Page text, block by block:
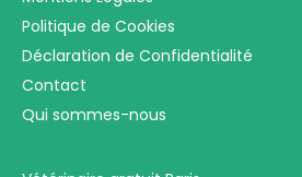
Politique de Cookies
Déclaration de Confidentialité
Contact
Qui sommes-nous